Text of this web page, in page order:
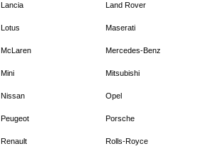
Lancia Land Rover
Lotus Maserati
McLaren Mercedes-Benz
Mini Mitsubishi
Nissan Opel
Peugeot Porsche
Renault Rolls-Royce